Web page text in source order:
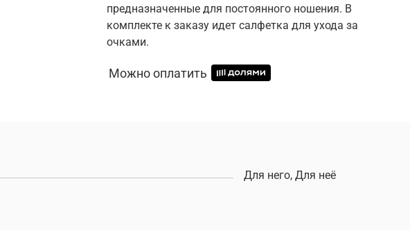
предназначенные для постоянного ношения. В
комплекте к заказу идет салфетка для ухода за
очками.
Можно оплатить
Для него, Для неё